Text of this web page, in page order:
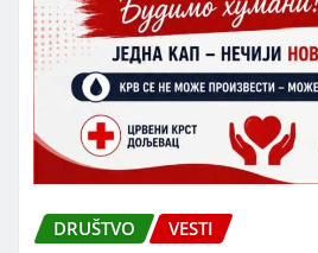
DRUŠTVO VESTI